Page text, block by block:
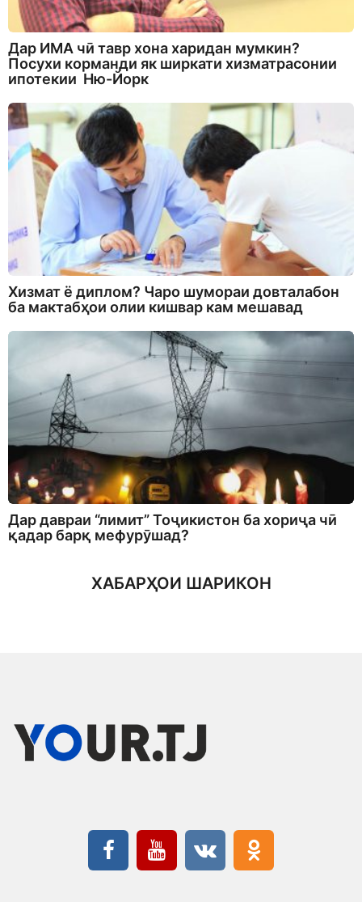
Дар ИМА чӣ тавр хона харидан мумкин?
Посухи корманди як ширкати хизматрасонии
ипотекии Ню-Йорк
Хизмат ё диплом? Чаро шумораи довталабон
ба мактабҳои олии кишвар кам мешавад
Дар давраи “лимит” Тоҷикистон ба хориҷа чӣ
қадар барқ мефурӯшад?
ХАБАРҲОИ ШАРИКОН